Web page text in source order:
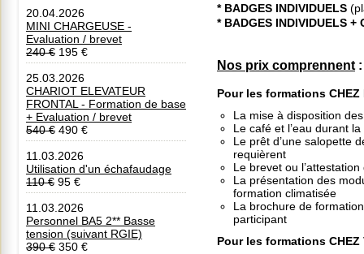
20.04.2026
MINI CHARGEUSE -
Evaluation / brevet
240 € 195 €
25.03.2026
CHARIOT ELEVATEUR
FRONTAL - Formation de base
+ Evaluation / brevet
540 € 490 €
11.03.2026
Utilisation d'un échafaudage
110 € 95 €
11.03.2026
Personnel BA5 2** Basse
tension (suivant RGIE)
390 € 350 €
* BADGES INDIVIDUELS
* BADGES INDIVIDUELS +
Nos prix comprennent :
Pour les formations CHEZ
La mise à disposition
Le café et l’eau durant
Le prêt d’une salopette
requièrent
Le brevet ou
La présentation des
formation climatisée
La brochure de
participant
Pour les formations CHEZ
f
o
a
t
i
o
n
s
C
E
Z
O